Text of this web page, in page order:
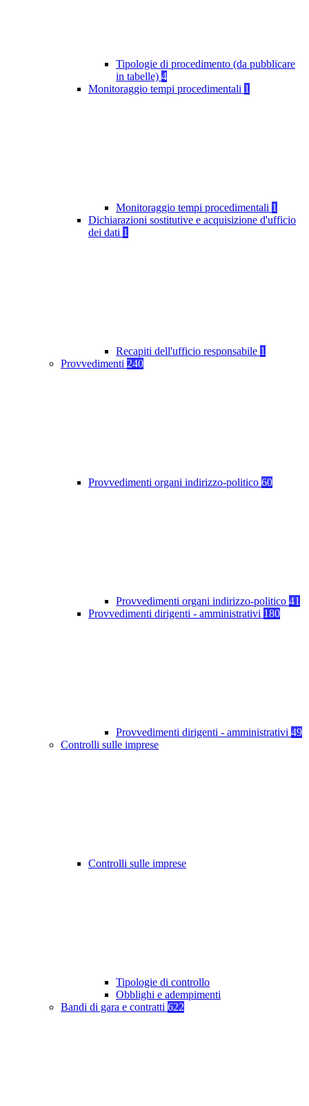
Tipologie di procedimento (da pubblicare
in tabelle) 4
Monitoraggio tempi procedimentali 1
Monitoraggio tempi procedimentali 1
Dichiarazioni sostitutive e acquisizione d'ufficio
dei dati 1
Recapiti dell'ufficio responsabile 1
Provvedimenti 240
Provvedimenti organi indirizzo-politico 60
Provvedimenti organi indirizzo-politico 41
Provvedimenti dirigenti - amministrativi 180
Provvedimenti dirigenti - amministrativi 49
Controlli sulle imprese
Controlli sulle imprese
Tipologie di controllo
Obblighi e adempimenti
Bandi di gara e contratti 622